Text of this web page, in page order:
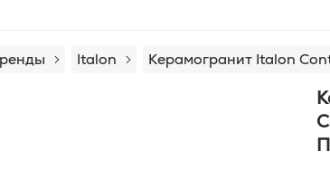
Italon Керамогранит Italon